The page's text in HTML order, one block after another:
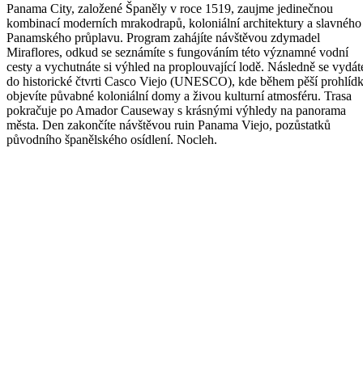
Panama City, založené Španěly v roce 1519, zaujme jedinečnou
kombinací moderních mrakodrapů, koloniální architektury a slavného
Panamského průplavu. Program zahájíte návštěvou zdymadel
Miraflores, odkud se seznámíte s fungováním této významné vodní
cesty a vychutnáte si výhled na proplouvající lodě. Následně se
do historické čtvrti Casco Viejo (UNESCO), kde během pěší
objevíte půvabné koloniální domy a živou kulturní atmosféru. Trasa
pokračuje po Amador Causeway s krásnými výhledy na panorama
města. Den zakončíte návštěvou ruin Panama Viejo, pozůstatků
původního španělského osídlení. Nocleh.